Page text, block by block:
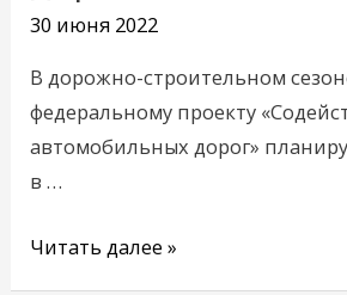
30 июня 2022
В дорожно-строительном
федеральному проекту
автомобильных дорог»
в …
ремонт
дорог
Читать далее »